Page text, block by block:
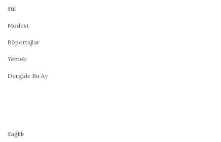
Stil
Modest
Röportajlar
Yemek
Dergide Bu Ay
Sağlık